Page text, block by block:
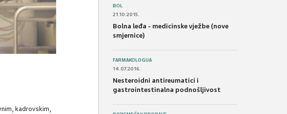
kadrovskim,
BOL
21.10.2015.
Bolna leđa - medicinske vježbe (nove
smjernice)
FARMAKOLOGIJA
14.07.2016.
Nesteroidni antireumatici i
gastrointestinalna podnošljivost